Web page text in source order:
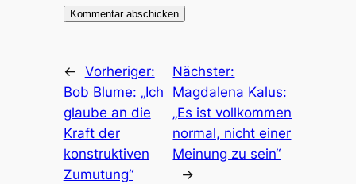
← Vorheriger:
Bob Blume: „Ich
glaube an die
Kraft der
konstruktiven
Zumutung“
Nächster:
Magdalena Kalus:
„Es ist vollkommen
normal, nicht einer
Meinung zu sein“
→